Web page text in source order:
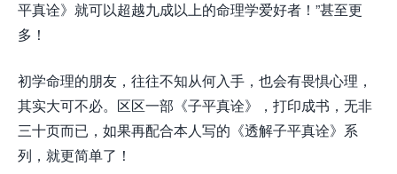
平真诠》就可以超越九成以上的命理学爱好者！”甚至更
多！
初学命理的朋友，往往不知从何入手，也会有畏惧心理，
其实大可不必。区区一部《子平真诠》，打印成书，无非
三十页而已，如果再配合本人写的《透解子平真诠》系
列，就更简单了！